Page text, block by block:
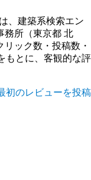
、建築系検索エン
務所（東京都 北
ック数・投稿数・
もとに、客観的な評
初のレビューを投稿